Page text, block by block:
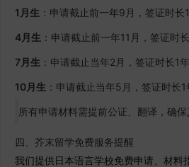
1月生 ：申请截止前一年9月，签证时
4月生 ：申请截止前一年11月，签证时
7月生 ：申请截止当年2月，签证时长1
10月生 ：申请截止当年5月，签证时
所有申请材料需提前公证、翻译，确保
四、芥末留学免费服务提醒
我们提供日本语言学校免费申请、材